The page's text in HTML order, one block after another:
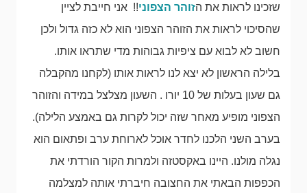
שזכינו לראות את הזוהר הצפוני!! אני חייבת לציין
שהסיכוי לראות את הזוהר הצפוני הוא לא כזה גדול ולכן
חשוב לא לבוא עם ציפיות גבוהות מדי שתראו אותו.
בלילה הראשון לא יצא לנו לראות אותו (לקחנו מהקבלה
גם שעון בעלות של 10 יורו . השעון מצלצל במידה והזוהר
הצפוני מופיע מאחר שזה יכול לקרות גם באמצע הלילה).
בערב השני הלכנו לחדר אוכל לארוחת ערב ופתאום הוא
נגלה מולנו. היינו באקסטזה ולמרות הקור הורדתי את
הכפפות הבאתי את החצובה חיברתי אותה למצלמה